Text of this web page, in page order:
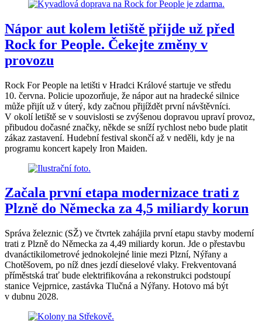
Nápor aut kolem letiště přijde už před
Rock for People. Čekejte změny v
provozu
Rock For People na letišti v Hradci Králové startuje ve středu
10. června. Policie upozorňuje, že nápor aut na hradecké silnice
může přijít už v úterý, kdy začnou přijíždět první návštěvníci.
V okolí letiště se v souvislosti se zvýšenou dopravou upraví provoz,
přibudou dočasné značky, někde se sníží rychlost nebo bude platit
zákaz zastavení. Hudební festival skončí až v neděli, kdy je na
programu koncert kapely Iron Maiden.
Začala první etapa modernizace trati z
Plzně do Německa za 4,5 miliardy korun
Správa železnic (SŽ) ve čtvrtek zahájila první etapu stavby moderní
trati z Plzně do Německa za 4,49 miliardy korun. Jde o přestavbu
dvanáctikilometrové jednokolejné linie mezi Plzní, Nýřany a
Chotěšovem, po níž dnes jezdí dieselové vlaky. Frekventovaná
příměstská trať bude elektrifikována a rekonstrukci podstoupí
stanice Vejprnice, zastávka Tlučná a Nýřany. Hotovo má být
v dubnu 2028.